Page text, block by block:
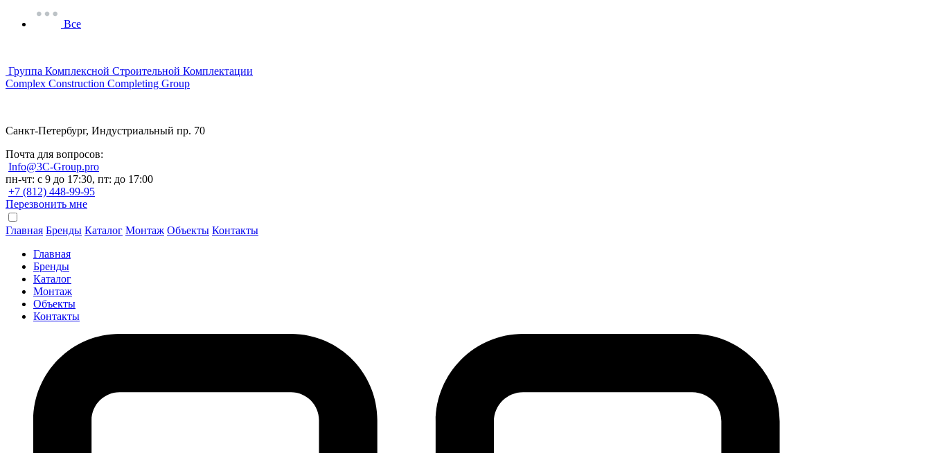
Все
Группа Комплексной Строительной Комплектации
Complex Construction Completing Group
Санкт-Петербург, Индустриальный пр. 70
Почта для вопросов:
Info@3C-Group.pro
пн-чт: с 9 до 17:30, пт: до 17:00
+7 (812) 448-99-95
Перезвонить мне
Главная Бренды Каталог Монтаж Объекты Контакты
Главная
Бренды
Каталог
Монтаж
Объекты
Контакты